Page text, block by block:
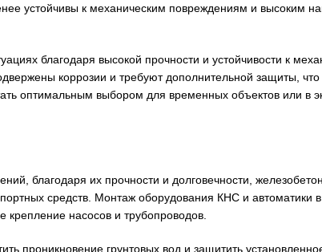
устойчивы к механическим повреждениям и высоким
благодаря высокой прочности и устойчивости к
коррозии и требуют дополнительной защиты, что
оптимальным выбором для временных объектов или в
благодаря их прочности и долговечности,
средств. Монтаж оборудования КНС и автоматики
крепление насосов и трубопроводов.
проникновение грунтовых вод и защитить